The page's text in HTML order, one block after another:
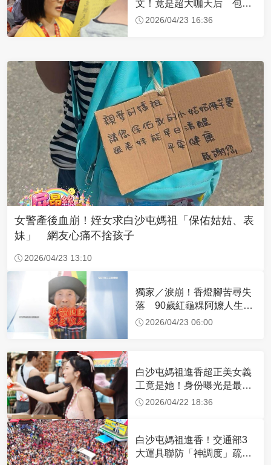
文！竟是超大咖天后 包尿
布忍尿5小時不喊累
2026/04/23 16:36
女警產後血崩！姪女求白沙屯媽祖「保佑姑姑、表
妹」 網友心痛不捨孩子
2026/04/23 13:10
獨家／淚崩！香燈腳苦尋失
落 90歲紅龜粿阿嬤人生謝
幕2026/04/23 06:00
白沙屯媽祖進香超正美女義
工竟是她！身份曝光是最美
禮生 一輩子不結婚
2026/04/22 18:36
白沙屯媽祖進香！交通部3
大運具聯防「神調度」疏運